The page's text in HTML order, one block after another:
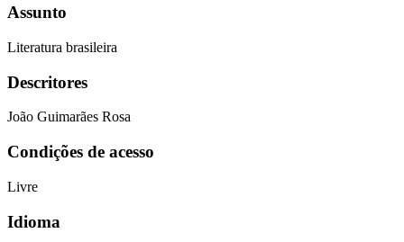
Assunto
Literatura brasileira
Descritores
João Guimarães Rosa
Condições de acesso
Livre
Idioma